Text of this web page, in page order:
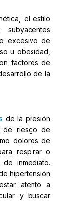
el estilo
excesivo de
u obesidad,
factores de
de la
de la presión
de riesgo de
dolores de
respirar o
inmediato.
hipertensión
atento a
y buscar